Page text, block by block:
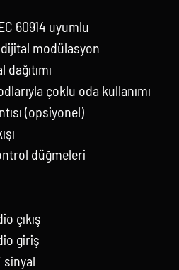
60914 uyumlu
dijital modülasyon
dağıtımı
çoklu oda kullanımı
(opsiyonel)
düğmeleri
çıkış
giriş
sinyal